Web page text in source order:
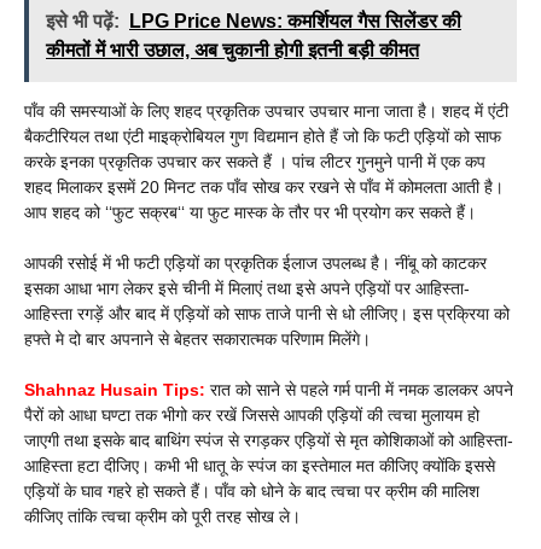
इसे भी पढ़ें:
LPG Price News: कमर्शियल गैस सिलेंडर की
कीमतों में भारी उछाल, अब चुकानी होगी इतनी बड़ी कीमत
पाँव की समस्याओं के लिए शहद प्रकृतिक उपचार उपचार माना जाता है। शहद में एंटी
बैकटीरियल तथा एंटी माइक्रोबियल गुण विद्यमान होते हैं जो कि फटी एड़ियों को साफ
करके इनका प्रकृतिक उपचार कर सकते हैं । पांच लीटर गुनमुने पानी में एक कप
शहद मिलाकर इसमें 20 मिनट तक पाँव सोख कर रखने से पाँव में कोमलता आती है।
आप शहद को ‘‘फुट सक्रब‘‘ या फुट मास्क के तौर पर भी प्रयोग कर सकते हैं।
आपकी रसोई में भी फटी एड़ियों का प्रकृतिक ईलाज उपलब्ध है। नींबू को काटकर
इसका आधा भाग लेकर इसे चीनी में मिलाएं तथा इसे अपने एड़ियों पर आहिस्ता-
आहिस्ता रगड़ें और बाद में एड़ियों को साफ ताजे पानी से धो लीजिए। इस प्रक्रिया को
हफ्ते मे दो बार अपनाने से बेहतर सकारात्मक परिणाम मिलेंगे।
Shahnaz Husain Tips: रात को साने से पहले गर्म पानी में नमक डालकर अपने
पैरों को आधा घण्टा तक भीगो कर रखें जिससे आपकी एड़ियों की त्वचा मुलायम हो
जाएगी तथा इसके बाद बाथिंग स्पंज से रगड़कर एड़ियों से मृत कोशिकाओं को आहिस्ता-
आहिस्ता हटा दीजिए। कभी भी धातू के स्पंज का इस्तेमाल मत कीजिए क्योंकि इससे
एड़ियों के घाव गहरे हो सकते हैं। पाँव को धोने के बाद त्वचा पर क्रीम की मालिश
कीजिए तांकि त्वचा क्रीम को पूरी तरह सोख ले।